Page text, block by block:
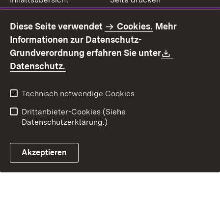
Benutzungshinweise
Erklärung zur
Barrierefreiheit
Kontakt
Fehlerhaften Link melden
Diese Seite verwendet Cookies. Mehr
Informationen zur Datenschutz-
Grundverordnung erfahren Sie unter
Datenschutz.
Technisch notwendige Cookies
Drittanbieter-Cookies (Siehe
Datenschutzerklärung.)
Akzeptieren